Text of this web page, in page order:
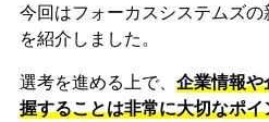
今回はフォーカスシステムズ
を紹介しました。
選考を進める上で、 企業情報や
握することは非常に大切なポ